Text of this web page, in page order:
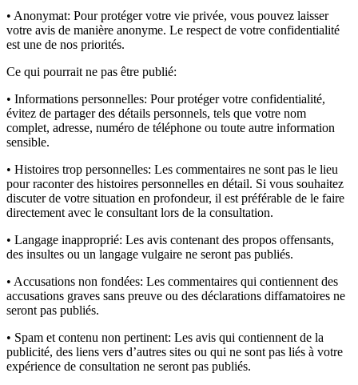
• Anonymat: Pour protéger votre vie privée, vous pouvez laisser
votre avis de manière anonyme. Le respect de votre confidentialité
est une de nos priorités.
Ce qui pourrait ne pas être publié:
• Informations personnelles: Pour protéger votre confidentialité,
évitez de partager des détails personnels, tels que votre nom
complet, adresse, numéro de téléphone ou toute autre information
sensible.
• Histoires trop personnelles: Les commentaires ne sont pas le lieu
pour raconter des histoires personnelles en détail. Si vous souhaitez
discuter de votre situation en profondeur, il est préférable de le faire
directement avec le consultant lors de la consultation.
• Langage inapproprié: Les avis contenant des propos offensants,
des insultes ou un langage vulgaire ne seront pas publiés.
• Accusations non fondées: Les commentaires qui contiennent des
accusations graves sans preuve ou des déclarations diffamatoires ne
seront pas publiés.
• Spam et contenu non pertinent: Les avis qui contiennent de la
publicité, des liens vers d’autres sites ou qui ne sont pas liés à votre
expérience de consultation ne seront pas publiés.